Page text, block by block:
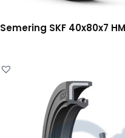
Semering SKF 40x80x7